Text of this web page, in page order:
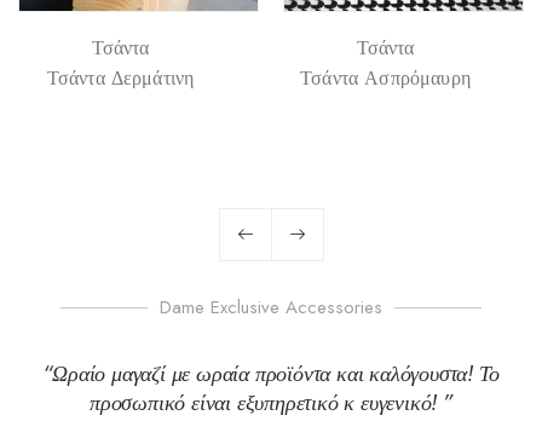
Τσάντα
Τσάντα Δερμάτινη
Τσάντα
Τσάντα Ασπρόμαυρη
Dame Exclusive Accessories
Ωραίο μαγαζί με ωραία προϊόντα και καλόγουστα! Το
προσωπικό είναι εξυπηρετικό κ ευγενικό!